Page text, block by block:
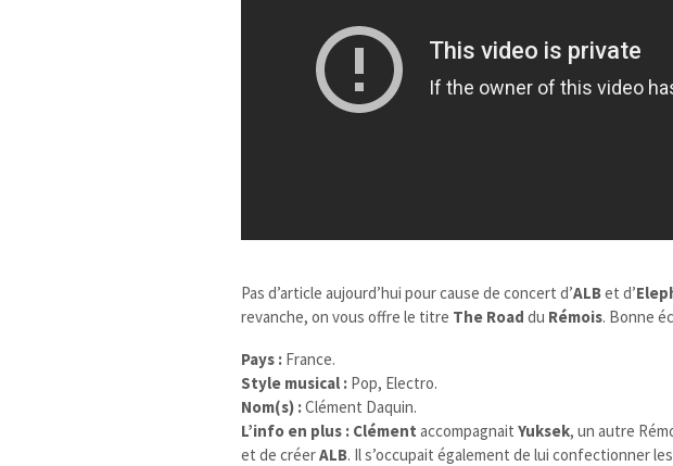
Pas d’article aujourd’hui pour cause de concert d’ALBet d’
revanche, on vous offre le titre The Road du Rémois. Bonne
Pays : France.
Style musical : Pop, Electro.
Nom(s) :Clément Daquin.
L’info en plus : Clément accompagnaitYuksek, un autre
et de créerALB. Il s’occupait également de lui confectionner